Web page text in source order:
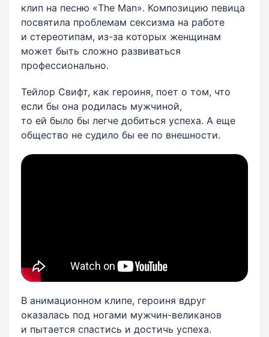
клип на песню «The Man». Композицию певица
посвятила проблемам сексизма на работе
и стереотипам, из-за которых женщинам
может быть сложно развиваться
профессионально.
Тейлор Свифт, как героиня, поет о том, что
если бы она родилась мужчиной,
то ей было бы легче добиться успеха. А еще
общество не судило бы ее по внешности.
В анимационном клипе, героиня вдруг
оказалась под ногами мужчин-великанов
и пытается спастись и достичь успеха.